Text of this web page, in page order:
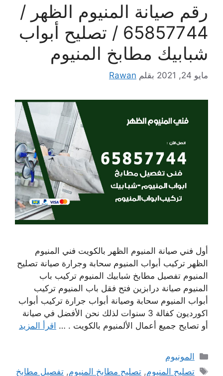
رقم صيانة المنيوم الظهر /
65857744 / تصليح أبواب
شبابيك مطابخ المنيوم
مايو 24, 2021 بقلم Rawan
أول فني صيانة المنيوم الظهر بالكويت فني المنيوم
الظهر تركيب أبواب المنيوم سحابة وجرارة صيانة تصليح
المنيوم تفصيل مطابخ شبابيك المنيوم تركيب باب
المنيوم صيانة درابزين فتح فقل باب المنيوم تركيب
أبواب المنيوم سحابة وصيانة أبواب جرارة تركيب أبواب
اكورديون كفالة 3 سنوات لذلك نحن الأفضل في صيانة
أو تصايح جميع أعمال الألمنيوم بالكويت . … اقرأ المزيد
التصنيفات
المونيوم
الوسوم
تصليح المنيوم,تصليح مطابخ المنيوم,تفصيل مطابخ